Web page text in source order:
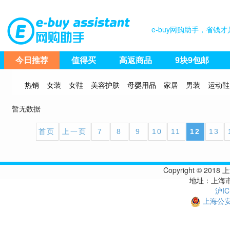
e-buy网购助手，省钱
今日推荐 值得买 高返商品 9块9包邮
热销 女装 女鞋 美容护肤 母婴用品 家居 男装 运动鞋
暂无数据
首页 上一页 7 8 9 10 11 12 13
Copyright © 2018
地址：上海
沪
上海公